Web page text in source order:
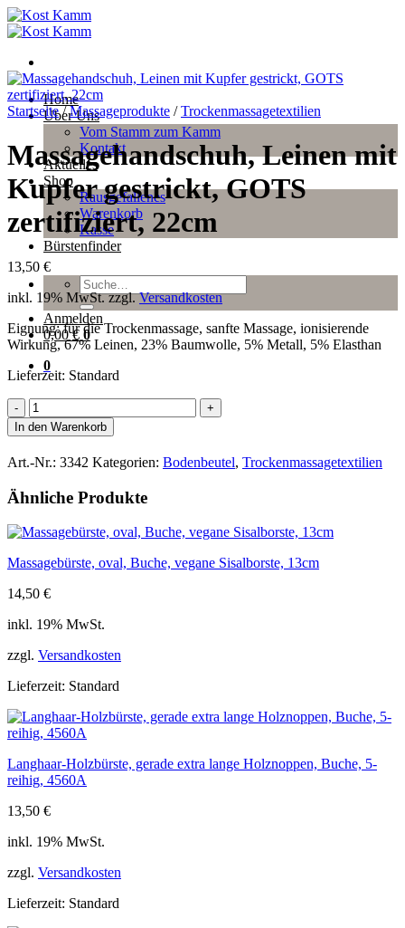
Zum
Inhalt
Home
Über Uns
Vom Stamm zum Kamm
Kontakt
Aktuelles
Shop
Rausgefallenes
Warenkorb
Kasse
Bürstenfinder
Suche
nach:
Anmelden
0,00€ 0
0
Startseite / Massageprodukte / Trockenmassagetextilien
Massagehandschuh, Leinen mit
Kupfer gestrickt, GOTS
zertifiziert, 22cm
13,50 €
inkl. 19% MwSt. zzgl.Versandkosten
Eignung: für die Trockenmassage, sanfte Massage, ionisierende
Wirkung, 67% Leinen, 23% Baumwolle, 5% Metall, 5% Elasthan
Lieferzeit: Standard
Massagehandschuh,
Leinen
mit
Kupfer
gestrickt,
zertifiziert,
Menge
In den Warenkorb
Art.-Nr.: 3342 Kategorien: Bodenbeutel, Trockenmassagetextilien
Ähnliche Produkte
Massagebürste, oval, Buche, vegane Sisalborste, 13cm
14,50 €
inkl. 19% MwSt.
zzgl. Versandkosten
Lieferzeit: Standard
Langhaar-Holzbürste, gerade extra lange Holznoppen, Buche, 5-
reihig, 4560A
13,50 €
inkl. 19% MwSt.
zzgl. Versandkosten
Lieferzeit: Standard